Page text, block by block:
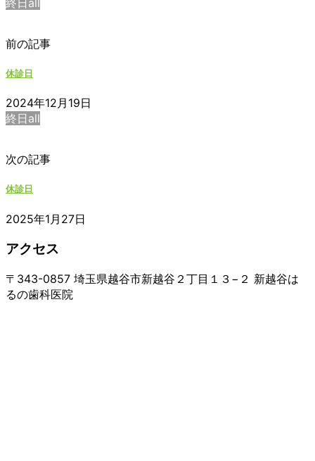
前の記事
休診日
2024年12月19日
終日all
次の記事
休診日
2025年1月27日
アクセス
〒343-0857 埼玉県越谷市新越谷２丁目１３−２ 新越谷は
るの歯科医院